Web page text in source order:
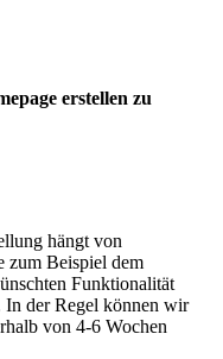
erstellen zu
hängt von
zum Beispiel dem
Funktionalität
In der Regel können wir
von 4-6 Wochen